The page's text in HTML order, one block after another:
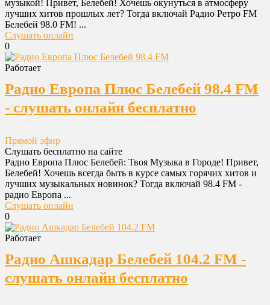
музыкой! Привет, Белебей! Хочешь окунуться в атмосферу
лучших хитов прошлых лет? Тогда включай Радио Ретро FM
Белебей 98.0 FM! ...
Слушать онлайн
0
Работает
Радио Европа Плюс Белебей 98.4 FM
- слушать онлайн бесплатно
Прямой эфир
Слушать бесплатно на сайте
Радио Европа Плюс Белебей: Твоя Музыка в Городе! Привет,
Белебей! Хочешь всегда быть в курсе самых горячих хитов и
лучших музыкальных новинок? Тогда включай 98.4 FM -
радио Европа ...
Слушать онлайн
0
Работает
Радио Ашкадар Белебей 104.2 FM -
слушать онлайн бесплатно